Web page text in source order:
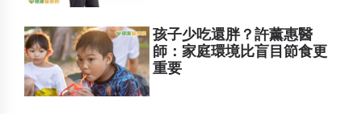
孩子少吃還胖？許薰惠醫
師：家庭環境比盲目節食更
重要